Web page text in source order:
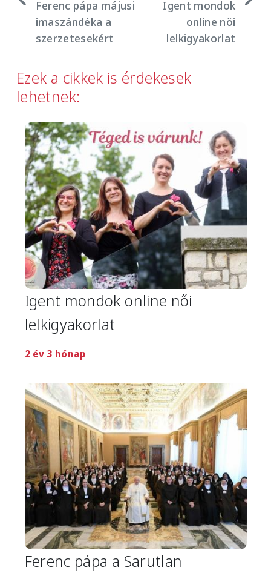
Ferenc pápa májusi
imaszándéka a
szerzetesekért
Igent mondok
online női
lelkigyakorlat
Ezek a cikkek is érdekesek
lehetnek:
Image
Igent mondok online női
lelkigyakorlat
2 év 3 hónap
Image
Ferenc pápa a Sarutlan